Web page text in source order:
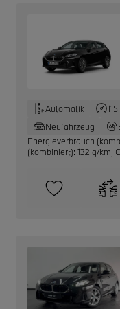
Automatik
Neufahrzeug
Energieverbrauch
(kombiniert): 132 g/km;